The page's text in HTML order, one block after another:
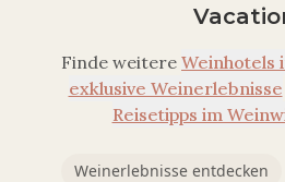
Finde weitere Weinhotels
exklusive Weinerlebnisse
Reisetipps im
Weinerlebnisse entdecken